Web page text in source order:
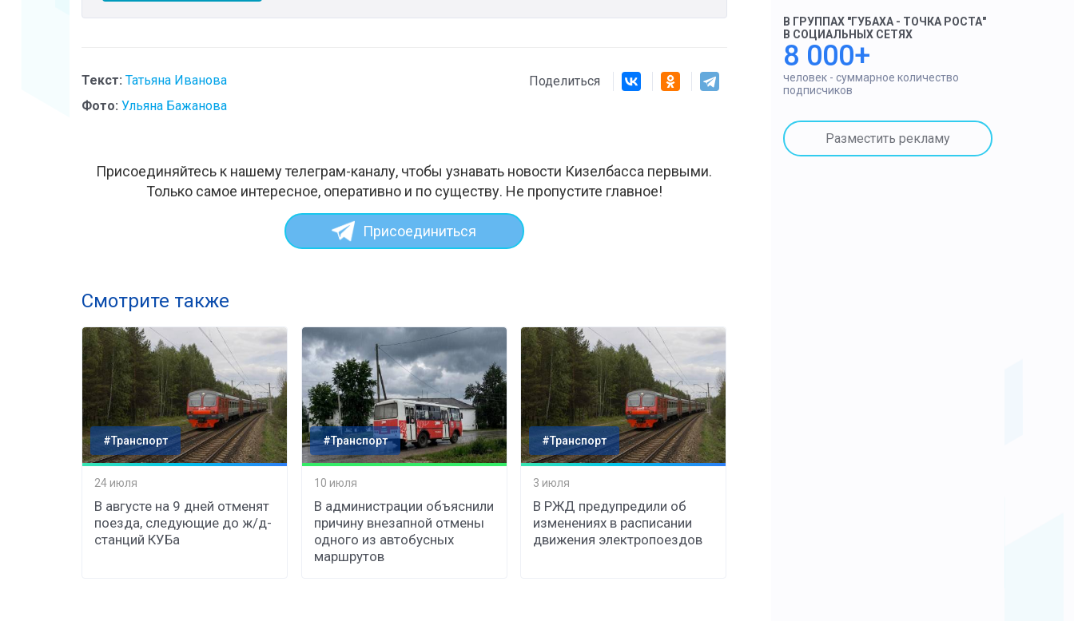
Текст: Татьяна Иванова
Фото: Ульяна Бажанова
Поделиться
Присоединяйтесь к нашему телеграм-каналу, чтобы узнавать новости Кизелбасса первыми.
Только самое интересное, оперативно и по существу. Не пропустите главное!
Присоединиться
Смотрите также
#Транспорт
24 июля
В августе на 9 дней отменят
поезда, следующие до ж/д-
станций КУБа
#Транспорт
10 июля
В администрации объяснили
причину внезапной отмены
одного из автобусных
маршрутов
#Транспорт
3 июля
В РЖД предупредили об
изменениях в расписании
движения электропоездов
В ГРУППАХ "ГУБАХА - ТОЧКА РОСТА"
В СОЦИАЛЬНЫХ СЕТЯХ
8 000+
человек - суммарное количество
подписчиков
Разместить рекламу